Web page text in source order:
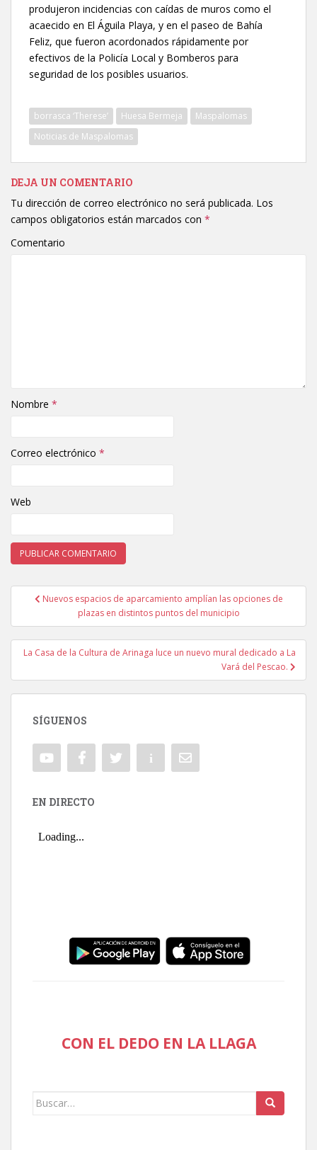
produjeron incidencias con caídas de muros como el
acaecido en El Águila Playa, y en el paseo de Bahía
Feliz, que fueron acordonados rápidamente por
efectivos de la Policía Local y Bomberos para
seguridad de los posibles usuarios.
borrasca ‘Therese’ Huesa Bermeja
Maspalomas
Noticias de Maspalomas
DEJA UN COMENTARIO
Tu dirección de correo electrónico no será publicada. Los
campos obligatorios están marcados con *
Comentario
Nombre *
Correo electrónico *
Web
Navegación de entradas
Nuevos espacios de aparcamiento amplían las opciones de
plazas en distintos puntos del municipio
La Casa de la Cultura de Arinaga luce un nuevo mural dedicado a La
Vará del Pescao.
SÍGUENOS
EN DIRECTO
CON EL DEDO EN LA LLAGA
Buscar: